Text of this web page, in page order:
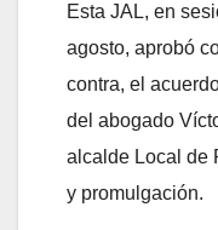
Esta JAL, en
agosto, aprobó
contra, el
del abogado
alcalde Local de
y promulgación.